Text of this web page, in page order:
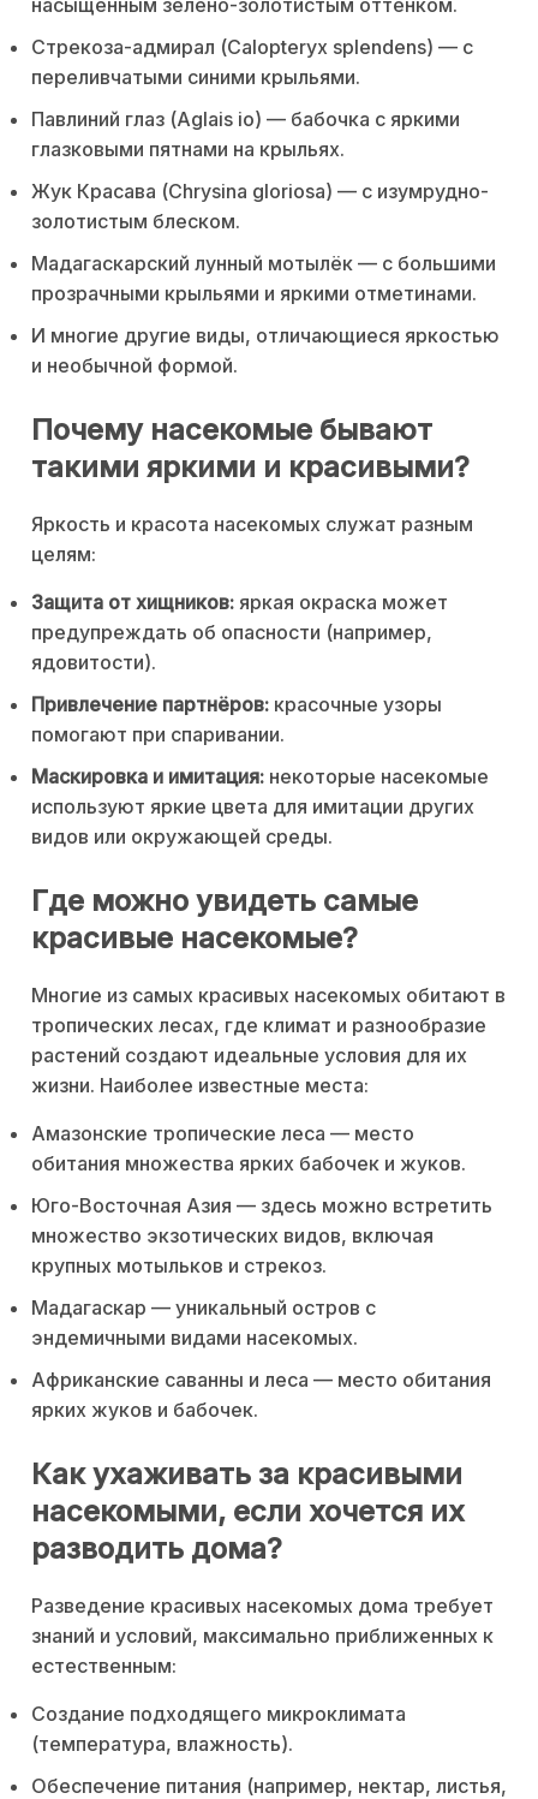
насыщенным зелёно-золотистым оттенком.
Стрекоза-адмирал (Calopteryx splendens) — с
переливчатыми синими крыльями.
Павлиний глаз (Aglais io) — бабочка с яркими
глазковыми пятнами на крыльях.
Жук Красава (Chrysina gloriosa) — с изумрудно-
золотистым блеском.
Мадагаскарский лунный мотылёк — с большими
прозрачными крыльями и яркими отметинами.
И многие другие виды, отличающиеся яркостью
и необычной формой.
Почему насекомые бывают
такими яркими и красивыми?
Яркость и красота насекомых служат разным
целям:
Защита от хищников: яркая окраска может
предупреждать об опасности (например,
ядовитости).
Привлечение партнёров: красочные узоры
помогают при спаривании.
Маскировка и имитация: некоторые насекомые
используют яркие цвета для имитации других
видов или окружающей среды.
Где можно увидеть самые
красивые насекомые?
Многие из самых красивых насекомых обитают в
тропических лесах, где климат и разнообразие
растений создают идеальные условия для их
жизни. Наиболее известные места:
Амазонские тропические леса — место
обитания множества ярких бабочек и жуков.
Юго-Восточная Азия — здесь можно встретить
множество экзотических видов, включая
крупных мотыльков и стрекоз.
Мадагаскар — уникальный остров с
эндемичными видами насекомых.
Африканские саванны и леса — место обитания
ярких жуков и бабочек.
Как ухаживать за красивыми
насекомыми, если хочется их
разводить дома?
Разведение красивых насекомых дома требует
знаний и условий, максимально приближенных к
естественным:
Создание подходящего микроклимата
(температура, влажность).
Обеспечение питания (например, нектар, листья,